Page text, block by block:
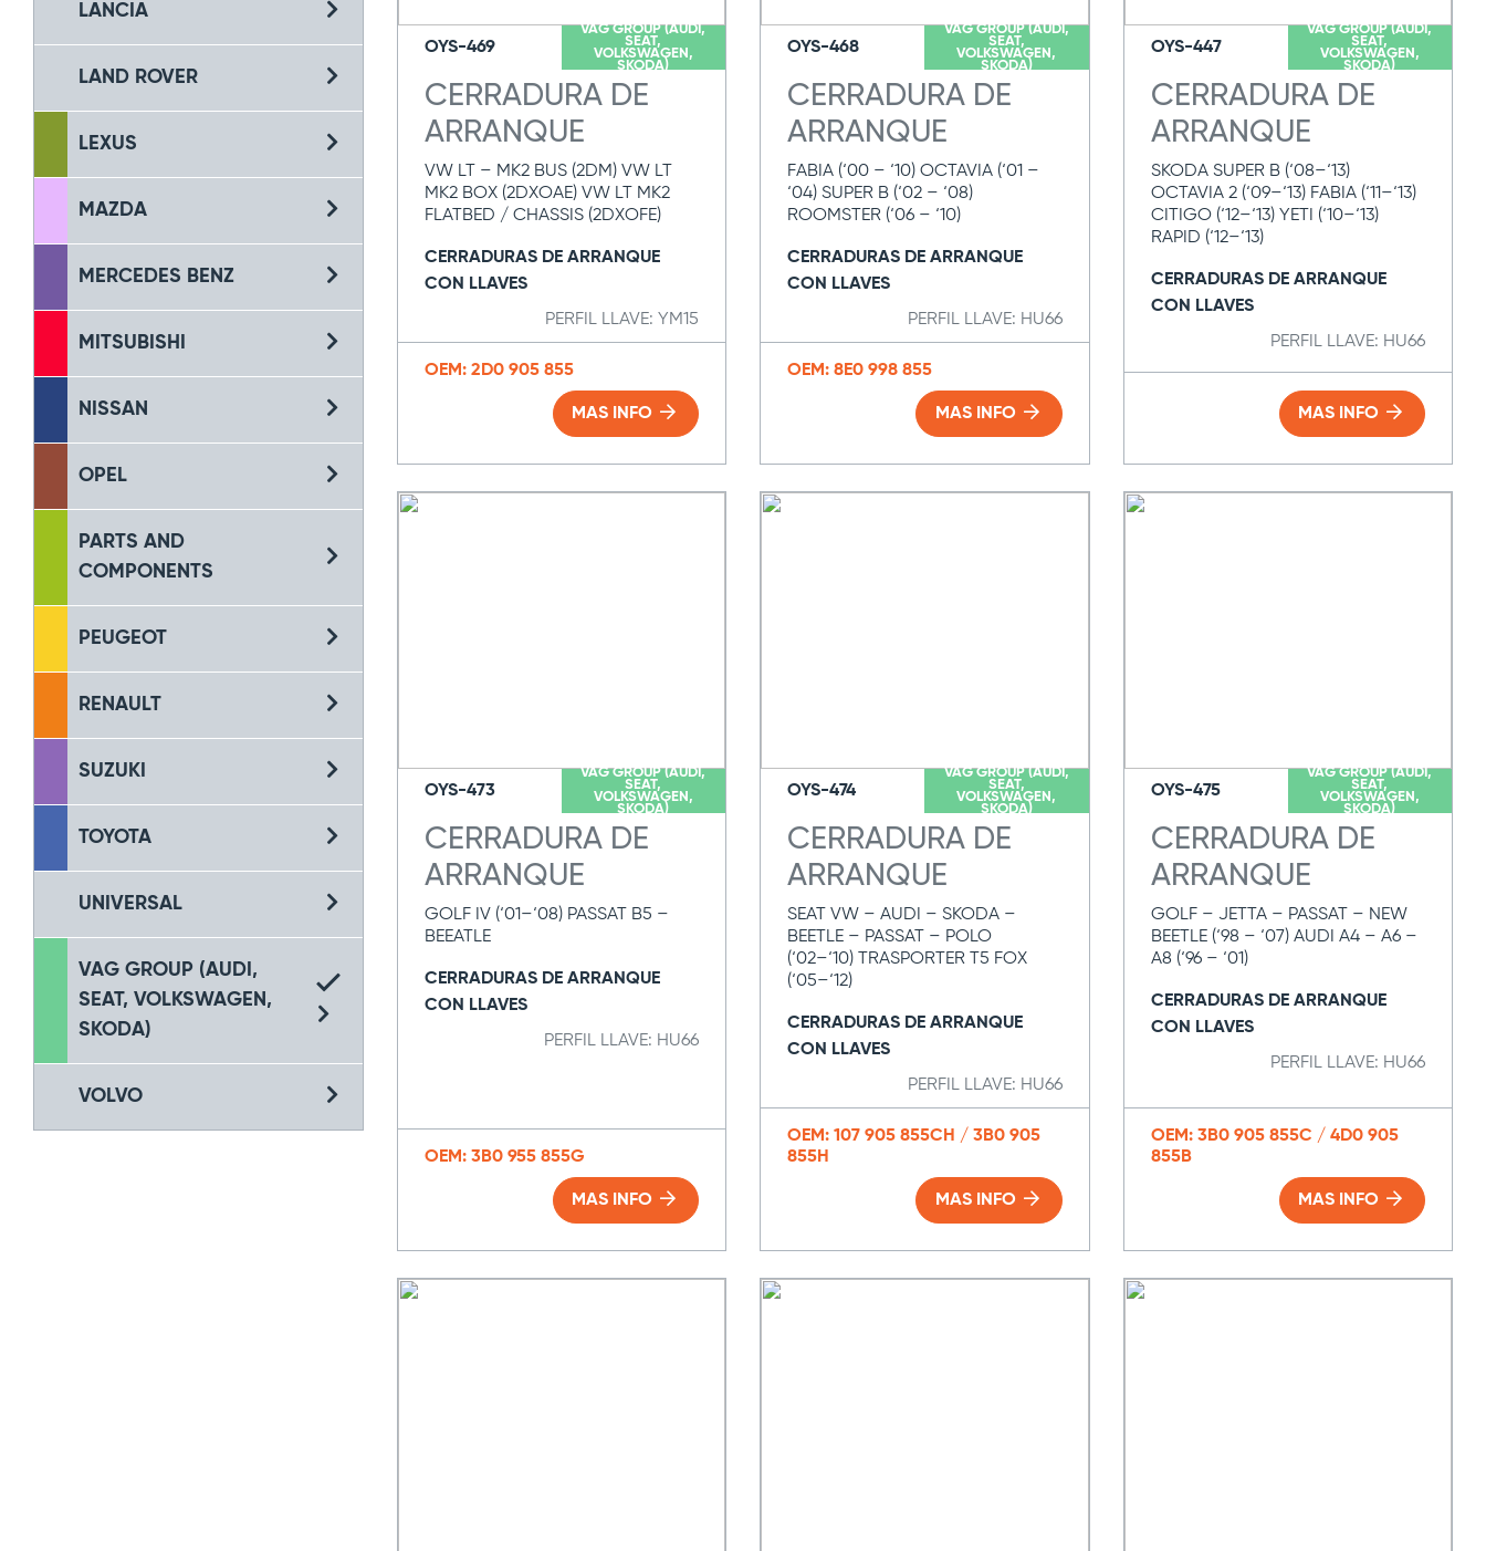
LANCIA
LAND ROVER
LEXUS
MAZDA
MERCEDES BENZ
MITSUBISHI
NISSAN
OPEL
PARTS AND
COMPONENTS
PEUGEOT
RENAULT
SUZUKI
TOYOTA
UNIVERSAL
VAG GROUP (AUDI,
SEAT, VOLKSWAGEN,
SKODA)
VOLVO
VAG GROUP (AUDI,
SEAT,
VOLKSWAGEN,
SKODA)
OYS-469
CERRADURA DE
ARRANQUE
VW LT – MK2 BUS (2DM) VW LT
MK2 BOX (2DXOAE) VW LT MK2
FLATBED / CHASSIS (2DXOFE)
CERRADURAS DE ARRANQUE
CON LLAVES
PERFIL LLAVE: YM15
OEM: 2D0 905 855
MAS INFO
VAG GROUP (AUDI,
SEAT,
VOLKSWAGEN,
SKODA)
OYS-468
CERRADURA DE
ARRANQUE
FABIA (‘00 – ‘10) OCTAVIA (‘01 –
‘04) SUPER B (‘02 – ‘08)
ROOMSTER (‘06 – ‘10)
CERRADURAS DE ARRANQUE
CON LLAVES
PERFIL LLAVE: HU66
OEM: 8E0 998 855
MAS INFO
VAG GROUP (AUDI,
SEAT,
VOLKSWAGEN,
SKODA)
OYS-447
CERRADURA DE
ARRANQUE
SKODA SUPER B (‘08–‘13)
OCTAVIA 2 (‘09–‘13) FABIA (‘11–‘13)
CITIGO (‘12–‘13) YETI (‘10–‘13)
RAPID (‘12–‘13)
CERRADURAS DE ARRANQUE
CON LLAVES
PERFIL LLAVE: HU66
MAS INFO
VAG GROUP (AUDI,
SEAT,
VOLKSWAGEN,
SKODA)
OYS-473
CERRADURA DE
ARRANQUE
GOLF IV (‘01–‘08) PASSAT B5 –
BEEATLE
CERRADURAS DE ARRANQUE
CON LLAVES
PERFIL LLAVE: HU66
OEM: 3B0 955 855G
MAS INFO
VAG GROUP (AUDI,
SEAT,
VOLKSWAGEN,
SKODA)
OYS-474
CERRADURA DE
ARRANQUE
SEAT VW – AUDI – SKODA –
BEETLE – PASSAT – POLO
(‘02–‘10) TRASPORTER T5 FOX
(‘05–‘12)
CERRADURAS DE ARRANQUE
CON LLAVES
PERFIL LLAVE: HU66
OEM: 107 905 855CH / 3B0 905
855H
MAS INFO
VAG GROUP (AUDI,
SEAT,
VOLKSWAGEN,
SKODA)
OYS-475
CERRADURA DE
ARRANQUE
GOLF – JETTA – PASSAT – NEW
BEETLE (‘98 – ‘07) AUDI A4 – A6 –
A8 (‘96 – ‘01)
CERRADURAS DE ARRANQUE
CON LLAVES
PERFIL LLAVE: HU66
OEM: 3B0 905 855C / 4D0 905
855B
MAS INFO